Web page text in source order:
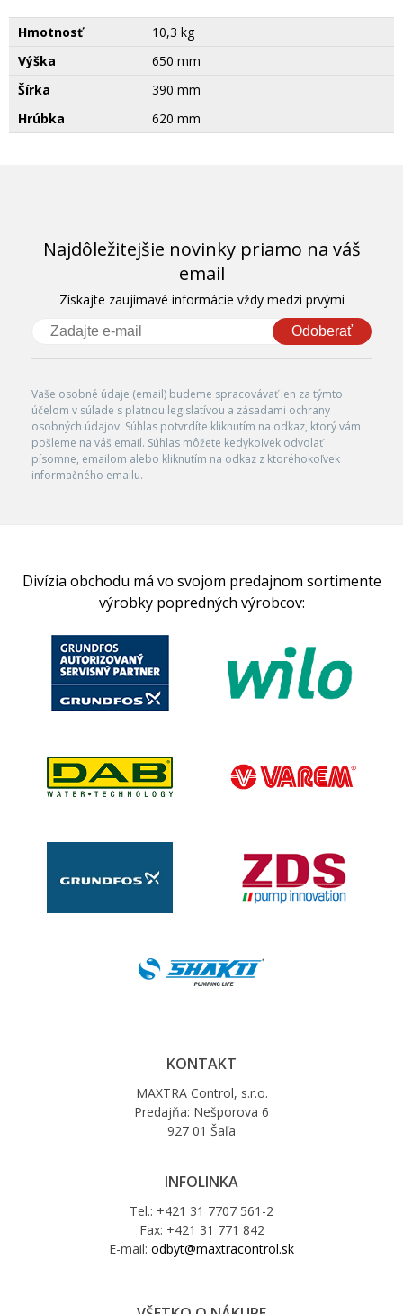
Hmotnosť
10,3 kg
Výška
650 mm
Šírka
390 mm
Hrúbka
620 mm
Najdôležitejšie novinky priamo na váš
email
Získajte zaujímavé informácie vždy medzi prvými
Odoberať
Vaše osobné údaje (email) budeme spracovávať len za týmto
účelom v súlade s platnou legislatívou a zásadami ochrany
osobných údajov. Súhlas potvrdíte kliknutím na odkaz, ktorý vám
pošleme na váš email. Súhlas môžete kedykoľvek odvolať
písomne, emailom alebo kliknutím na odkaz z ktoréhokoľvek
informačného emailu.
Divízia obchodu má vo svojom predajnom sortimente
výrobky popredných výrobcov:
KONTAKT
MAXTRA Control, s.r.o.
Predajňa: Nešporova 6
927 01 Šaľa
INFOLINKA
Tel.: +421 31 7707 561-2
Fax: +421 31 771 842
E-mail: odbyt@maxtracontrol.sk